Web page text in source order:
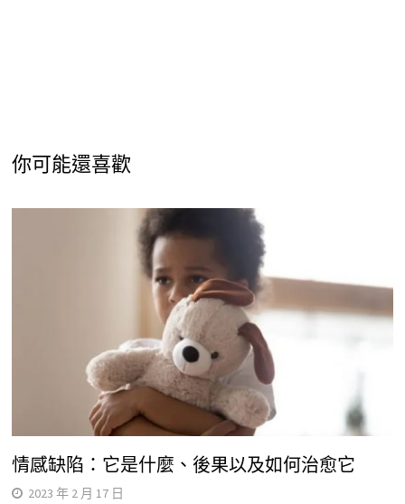
你可能還喜歡
情感缺陷：它是什麼、後果以及如何治愈它
2023 年 2 月 17 日